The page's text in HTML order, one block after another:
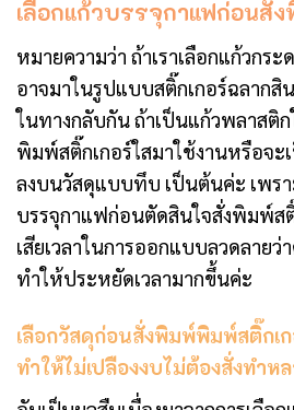
เลือกแก้วบรรจุกาแฟก่อนสั่
หมายความว่า ถ้าเราเลือกแก้วกร
อาจมาในรูปแบบสติ๊กเกอร์ฉลาก
ในทางกลับกัน ถ้าเป็นแก้วพลาสติก
พิมพ์สติ๊กเกอร์ใสมาใช้งานหรือจะ
ลงบนวัสดุแบบทึบ เป็นต้นค่ะ เพรา
บรรจุกาแฟก่อนตัดสินใจสั่งพิมพ์สติ๊
เสียเวลาในการออกแบบลวดลาย
ทำให้ประหยัดเวลามากขึ้นค่ะ
เลือกวัสดุก่อนสั่งพิมพ์พิมพ์สติ๊กเ
ทำให้ไม่เปลืองงบไม่ต้องสั่งทำห